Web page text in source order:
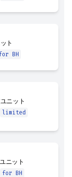
ト
BH
ニット
limited
ニット
for BH